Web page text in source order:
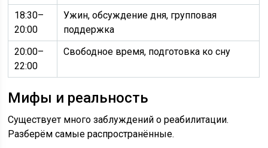
18:30–
20:00
Ужин, обсуждение дня, групповая
поддержка
20:00–
22:00
Свободное время, подготовка ко сну
Мифы и реальность
Существует много заблуждений о реабилитации.
Разберём самые распространённые.